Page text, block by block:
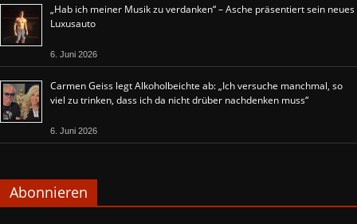
„Hab ich meiner Musik zu verdanken“ – Asche präsentiert sein neues
Luxusauto
6. Juni 2026
Carmen Geiss legt Alkoholbeichte ab: „Ich versuche manchmal, so
viel zu trinken, dass ich da nicht drüber nachdenken muss“
6. Juni 2026
Abonnieren